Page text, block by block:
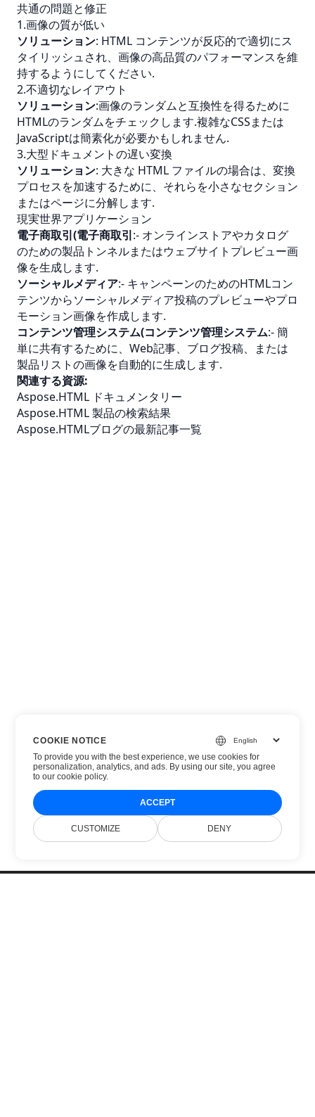
共通の問題と修正
1.画像の質が低い
ソリューション: HTML コンテンツが反応的で適切にス
タイリッシュされ、画像の高品質のパフォーマンスを維
持するようにしてください.
2.不適切なレイアウト
ソリューション:画像のランダムと互換性を得るために
HTMLのランダムをチェックします.複雑なCSSまたは
JavaScriptは簡素化が必要かもしれません.
3.大型ドキュメントの遅い変換
ソリューション: 大きな HTML ファイルの場合は、変換
プロセスを加速するために、それらを小さなセクション
またはページに分解します.
現実世界アプリケーション
電子商取引(電子商取引:- オンラインストアやカタログ
のための製品トンネルまたはウェブサイトプレビュー画
像を生成します.
ソーシャルメディア:- キャンペーンのためのHTMLコン
テンツからソーシャルメディア投稿のプレビューやプロ
モーション画像を作成します.
コンテンツ管理システム(コンテンツ管理システム:- 簡
単に共有するために、Web記事、ブログ投稿、または
製品リストの画像を自動的に生成します.
関連する資源:
Aspose.HTML ドキュメンタリー
Aspose.HTML 製品の検索結果
Aspose.HTMLブログの最新記事一覧
COOKIE NOTICE
To provide you with the best experience, we use cookies for
personalization, analytics, and ads. By using our site, you agree
toour cookie policy.
ACCEPT
CUSTOMIZE DENY